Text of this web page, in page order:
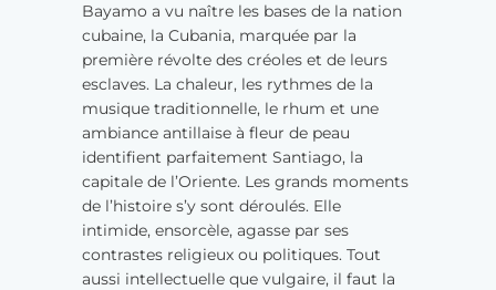
Bayamo a vu naître les bases de la nation
cubaine, la Cubania, marquée par la
première révolte des créoles et de leurs
esclaves. La chaleur, les rythmes de la
musique traditionnelle, le rhum et une
ambiance antillaise à fleur de peau
identifient parfaitement Santiago, la
capitale de l’Oriente. Les grands moments
de l’histoire s’y sont déroulés. Elle
intimide, ensorcèle, agasse par ses
contrastes religieux ou politiques. Tout
aussi intellectuelle que vulgaire, il faut la